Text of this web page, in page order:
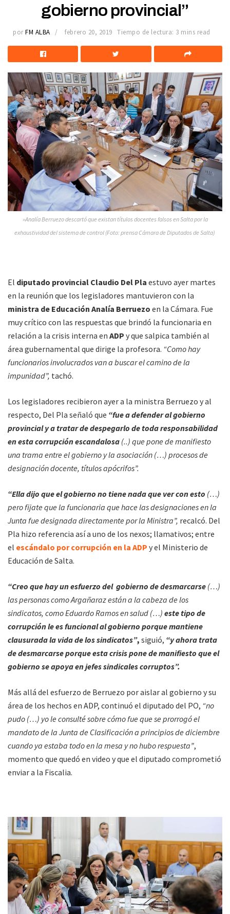
gobierno provincial”
por FM ALBA febrero 20, 2019 Tiempo de lectura: 3 mins read
»Analía Berruezo descartó que existan títulos docentes falsos en Salta por la
exhaustividad del sistema de control (Foto: prensa Cámara de Diputados de Salta)
El diputado provincial Claudio Del Pla estuvo ayer martes
en la reunión que los legisladores mantuvieron con la
ministra de Educación Analía Berruezo en la Cámara. Fue
muy crítico con las respuestas que brindó la funcionaria en
relación a la crisis interna en ADP y que salpica también al
área gubernamental que dirige la profesora. “Como hay
funcionarios involucrados van a buscar el camino de la
impunidad”, tachó.
Los legisladores recibieron ayer a la ministra Berruezo y al
respecto, Del Pla señaló que “fue a defender al gobierno
provincial y a tratar de despegarlo de toda responsabilidad
en esta corrupción escandalosa (..) que pone de manifiesto
una trama entre el gobierno y la asociación (…) procesos de
designación docente, títulos apócrifos”.
“Ella dijo que el gobierno no tiene nada que ver con esto (…)
pero fijate que la funcionaria que hace las designaciones en la
Junta fue designada directamente por la Ministra”, recalcó. Del
Pla hizo referencia así a uno de los nexos; llamativos; entre
el escándalo por corrupción en la ADP y el Ministerio de
Educación de Salta.
“Creo que hay un esfuerzo del gobierno de desmarcarse (…)
las personas como Argañaraz están a la cabeza de los
sindicatos, como Eduardo Ramos en salud (…) este tipo de
corrupción le es funcional al gobierno porque mantiene
clausurada la vida de los sindicatos”, siguió, “y ahora trata
de desmarcarse porque esta crisis pone de manifiesto que el
gobierno se apoya en jefes sindicales corruptos”.
Más allá del esfuerzo de Berruezo por aislar al gobierno y su
área de los hechos en ADP, continuó el diputado del PO, “no
pudo (…) yo le consulté sobre cómo fue que se prorrogó el
mandato de la Junta de Clasificación a principios de diciembre
cuando ya estaba todo en la mesa y no hubo respuesta”,
momento que quedó en video y que el diputado comprometió
enviar a la Fiscalia.